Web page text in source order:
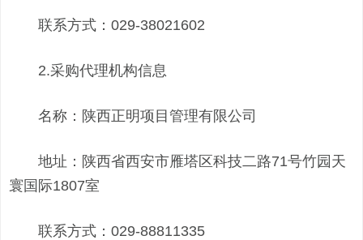
联系方式：029-38021602
2.采购代理机构信息
名称：陕西正明项目管理有限公司
地址：陕西省西安市雁塔区科技二路71号竹园天
寰国际1807室
联系方式：029-88811335